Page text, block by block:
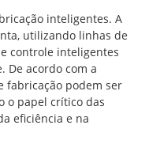
inteligentes. A
utilizando linhas de
controle inteligentes
De acordo com a
fabricação podem ser
o papel crítico das
eficiência e na